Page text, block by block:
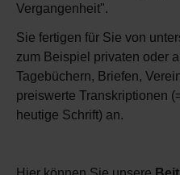
Vergangenheit".
Sie fertigen für Sie von
zum Beispiel privaten oder
Tagebüchern, Briefen,
preiswerte Transkriptionen
heutige Schrift) an.